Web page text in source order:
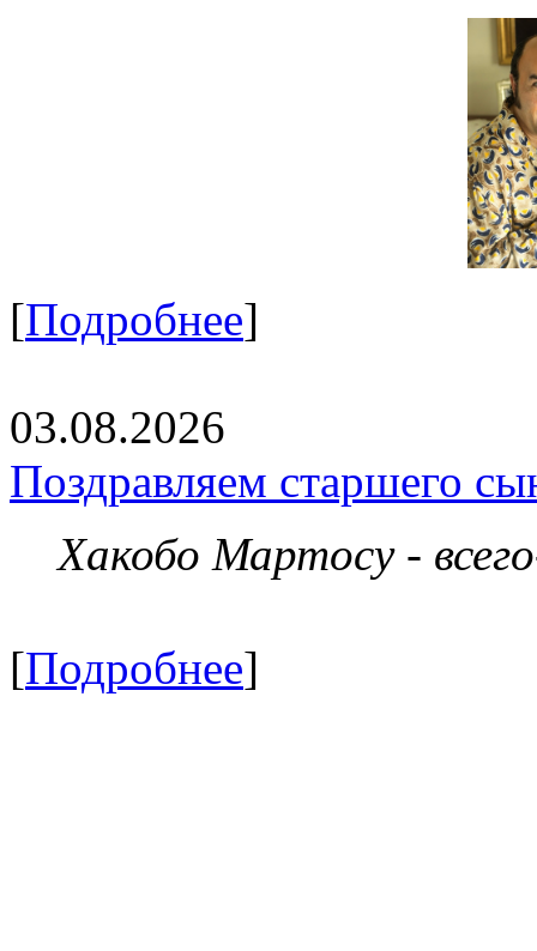
[Подробнее]
03.08.2026
Поздравляем старшего
Хакобо Мартосу -
[Подробнее]